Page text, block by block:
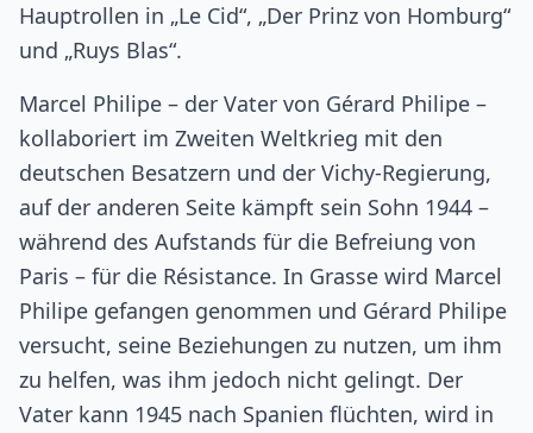
Hauptrollen in „Le Cid“, „Der Prinz von Homburg“
und „Ruys Blas“.
Marcel Philipe – der Vater von Gérard Philipe –
kollaboriert im Zweiten Weltkrieg mit den
deutschen Besatzern und der Vichy-Regierung,
auf der anderen Seite kämpft sein Sohn 1944 –
während des Aufstands für die Befreiung von
Paris – für die Résistance. In Grasse wird Marcel
Philipe gefangen genommen und Gérard Philipe
versucht, seine Beziehungen zu nutzen, um ihm
zu helfen, was ihm jedoch nicht gelingt. Der
Vater kann 1945 nach Spanien flüchten, wird in